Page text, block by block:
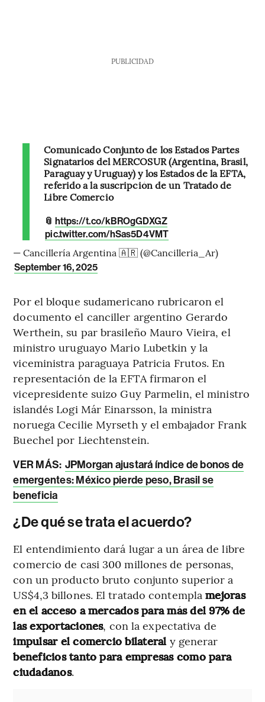
PUBLICIDAD
Comunicado Conjunto de los Estados Partes
Signatarios del MERCOSUR (Argentina, Brasil,
Paraguay y Uruguay) y los Estados de la EFTA,
referido a la suscripción de un Tratado de
Libre Comercio
📎 https://t.co/kBROgGDXGZ
pic.twitter.com/hSas5D4VMT
— Cancillería Argentina 🇦🇷 (@Cancilleria_Ar)
September 16, 2025
Por el bloque sudamericano rubricaron el
documento el canciller argentino Gerardo
Werthein, su par brasileño Mauro Vieira, el
ministro uruguayo Mario Lubetkin y la
viceministra paraguaya Patricia Frutos. En
representación de la EFTA firmaron el
vicepresidente suizo Guy Parmelin, el ministro
islandés Logi Már Einarsson, la ministra
noruega Cecilie Myrseth y el embajador Frank
Buechel por Liechtenstein.
VER MÁS: JPMorgan ajustará índice de bonos de
emergentes: México pierde peso, Brasil se
beneficia
¿De qué se trata el acuerdo?
El entendimiento dará lugar a un área de libre
comercio de casi 300 millones de personas,
con un producto bruto conjunto superior a
US$4,3 billones. El tratado contemplamejoras
en el acceso a mercados para más del 97% de
las exportaciones, con la expectativa de
impulsar el comercio bilateraly generar
beneficios tanto para empresas como para
ciudadanos.